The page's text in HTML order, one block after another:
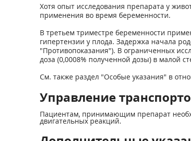
Хотя опыт исследования препарата у
применения во время беременности.
В третьем триместре беременности
гипертензии у плода. Задержка начала
"Противопоказания"). В ограниченных
доза (0,0008% полученной дозы) в малой
См. также раздел "Особые указания" в
Управление
Пациентам, принимающим препарат
двигательных реакций.